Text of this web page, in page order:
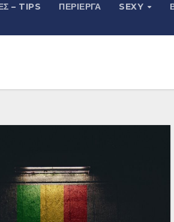
– TIPS ΠΕΡΊΕΡΓΑ SEXY